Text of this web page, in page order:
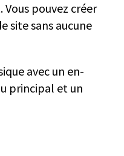
pouvez créer
site sans aucune
avec un en-
principal et un